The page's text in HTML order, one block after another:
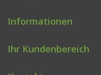
Informationen
Ihr Kundenbereich